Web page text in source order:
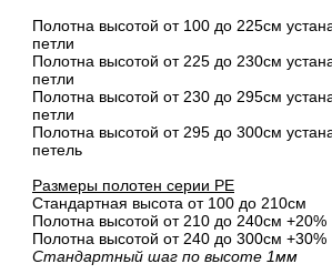
Полотна высотой от 100 до 225см
петли
Полотна высотой от 225 до 230см
петли
Полотна высотой от 230 до 295см
петли
Полотна высотой от 295 до 300см
петель
Размеры полотен серии PE
Стандартная высота от 100 до 210см
Полотна высотой от 210 до 240см +20%
Полотна высотой от 240 до 300см +30%
Стандартный шаг по высоте 1мм